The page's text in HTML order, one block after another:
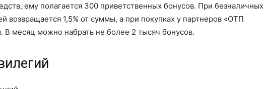
ему полагается 300 приветственных бонусов. При безналичных
возвращается 1,5% от суммы, а при покупках у партнеров «ОТП
В месяц можно набрать не более 2 тысяч бонусов.